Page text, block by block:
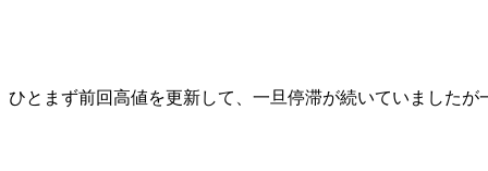
ひとまず前回高値を更新して、一旦停滞が続いていました